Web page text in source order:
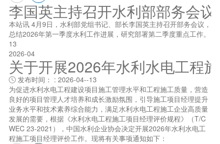
李国英主持召开水利部部务会议
本站讯 4月9日，水利部党组书记、部长李国英主持召开部务会议，
总结2026年第一季度水利工作进展，研究部署第二季度重点工作。
13
2026-04
关于开展2026年水利水电工程
发布时间： : 2026-04--13
为促进水利水电工程建设项目施工管理水平和工程施工质量，营造
良好的项目管理人才培养和成长激励氛围，引导施工项目经理提升
业务水平和技术素养综合能力，满足水利水电工程施工企业高质量
发展的需要，根据《水利水电工程施工项目经理评价规程》（T/C
WEC 23-2021），中国水利企业协会决定开展2026年水利水电工
程施工项目经理评价工作。现将有关事项通知如下：